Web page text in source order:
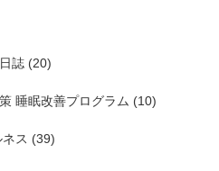
誌 (20)
睡眠改善プログラム (10)
ス (39)